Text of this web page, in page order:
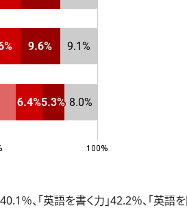
、「英語を書く力」42.2％、「英語を